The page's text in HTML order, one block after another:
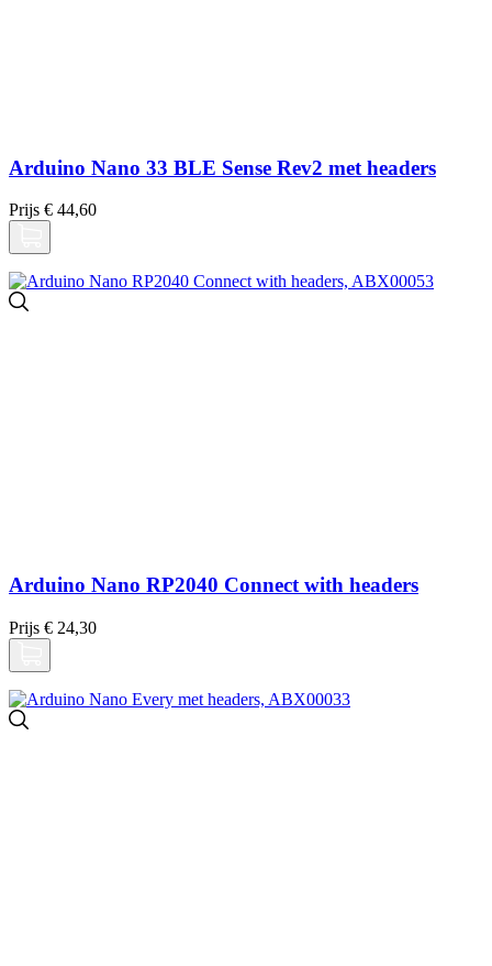
Arduino Nano 33 BLE Sense Rev2 met headers
Prijs € 44,60
Arduino Nano RP2040 Connect with headers
Prijs € 24,30